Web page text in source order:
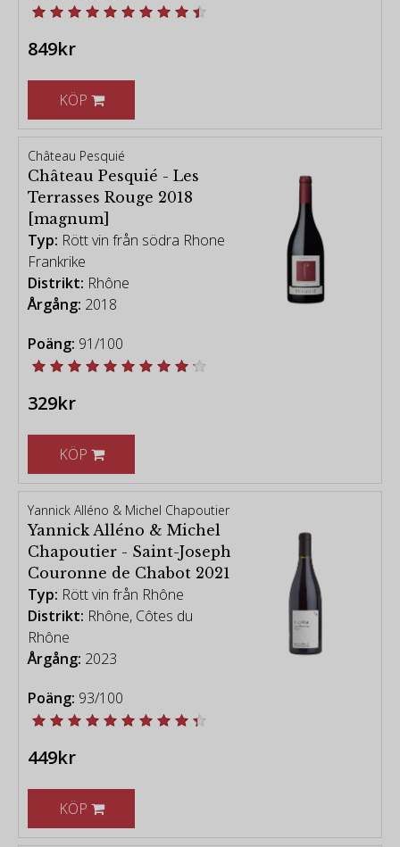
849kr
KÖP
Château Pesquié
Château Pesquié - Les
Terrasses Rouge 2018
[magnum]
Typ: Rött vin från södra Rhone
Frankrike
Distrikt: Rhône
Årgång: 2018
Poäng: 91/100
329kr
KÖP
Yannick Alléno & Michel Chapoutier
Yannick Alléno & Michel
Chapoutier - Saint-Joseph
Couronne de Chabot 2021
Typ: Rött vin från Rhône
Distrikt: Rhône, Côtes du
Rhône
Årgång: 2023
Poäng: 93/100
449kr
KÖP